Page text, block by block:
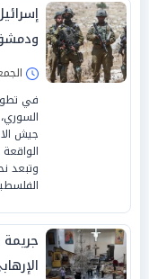
الجمعة 27/يونيو/
في
جيش